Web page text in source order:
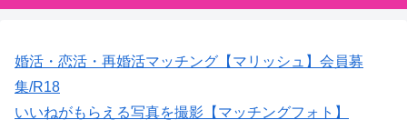
婚活・恋活・再婚活マッチング【マリッシュ】会員募
集/R18
いいねがもらえる写真を撮影【マッチングフォト】